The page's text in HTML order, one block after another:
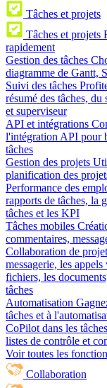
Tâches et projets
Tâches et projets
rapidement
Gestion des tâches
diagramme de Gantt,
Suivi des tâches
résumé des tâches,
et superviseur
API et intégrations
l'intégration API pour
tâches
Gestion des projets
planification des
Performance des
rapports de tâches, la
tâches et les KPI
Tâches mobiles
commentaires,
Collaboration de projet
messagerie, les
fichiers, les
tâches
Automatisation
tâches et à
CoPilot dans les tâches
listes de contrôle et
Voir toutes les
Collaboration